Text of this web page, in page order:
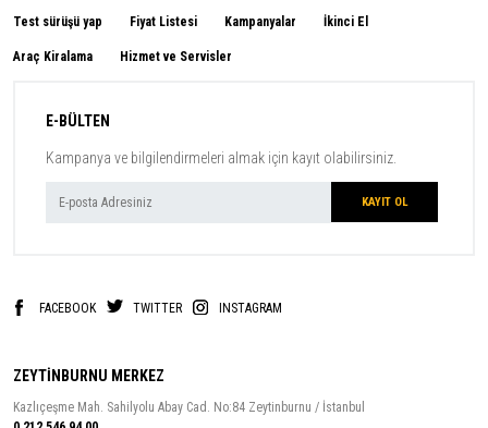
Test sürüşü yap Fiyat Listesi Kampanyalar İkinci El
Araç Kiralama Hizmet ve Servisler
E-BÜLTEN
Kampanya ve bilgilendirmeleri almak için kayıt olabilirsiniz.
FACEBOOK TWITTER INSTAGRAM
ZEYTİNBURNU MERKEZ
Kazlıçeşme Mah. Sahilyolu Abay Cad. No:84 Zeytinburnu / İstanbul